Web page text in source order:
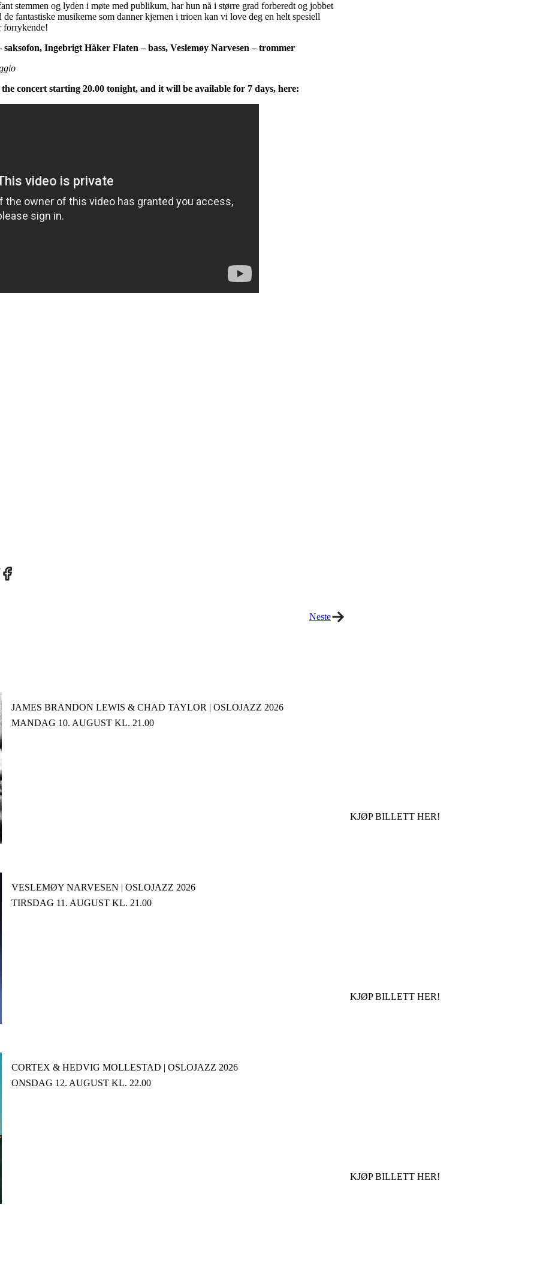
stemmen og lyden i møte med publikum, har hun nå i større grad forberedt og jobbet
de fantastiske musikerne som danner kjernen i trioen kan vi love deg en helt spesiell
forrykende!
saksofon, Ingebrigt Håker Flaten – bass, Veslemøy Narvesen – trommer
concert starting 20.00 tonight, and it will be available for 7 days, here:
Share
on
Neste
JAMES BRANDON LEWIS & CHAD TAYLOR | OSLOJAZZ 2026
MANDAG 10. AUGUST KL. 21.00
KJØP BILLETT HER!
VESLEMØY NARVESEN | OSLOJAZZ 2026
TIRSDAG 11. AUGUST KL. 21.00
KJØP BILLETT HER!
CORTEX & HEDVIG MOLLESTAD | OSLOJAZZ 2026
ONSDAG 12. AUGUST KL. 22.00
KJØP BILLETT HER!